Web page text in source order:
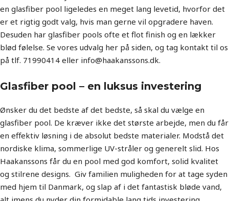
en glasfiber pool ligeledes en meget lang levetid, hvorfor det
er et rigtig godt valg, hvis man gerne vil opgradere haven.
Desuden har glasfiber pools ofte et flot finish og en lækker
blød følelse. Se vores udvalg her på siden, og tag kontakt til os
på tlf. 71990414 eller info@haakanssons.dk.
Glasfiber pool – en luksus investering
Ønsker du det bedste af det bedste, så skal du vælge en
glasfiber pool. De kræver ikke det største arbejde, men du får
en effektiv løsning i de absolut bedste materialer. Modstå det
nordiske klima, sommerlige UV-stråler og generelt slid. Hos
Haakanssons får du en pool med god komfort, solid kvalitet
og stilrene designs. Giv familien muligheden for at tage syden
med hjem til Danmark, og slap af i det fantastisk bløde vand,